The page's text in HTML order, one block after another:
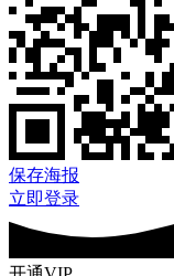
保存海报
立即登录